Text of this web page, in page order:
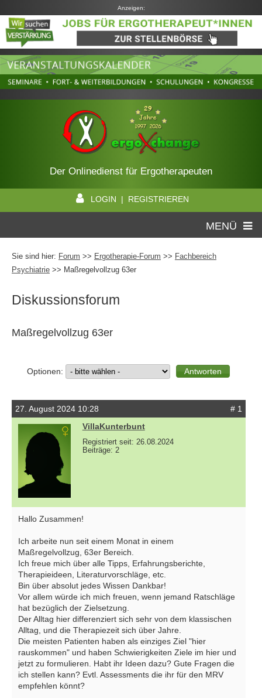
Anzeigen:
Der Onlinedienst für Ergotherapeuten
LOGIN | REGISTRIEREN
MENÜ
Sie sind hier: Forum >> Ergotherapie-Forum >> Fachbereich
Psychiatrie >> Maßregelvollzug 63er
Diskussionsforum
Maßregelvollzug 63er
Optionen:
27. August 2024 10:28
# 1
VillaKunterbunt
Registriert seit: 26.08.2024
Beiträge: 2
Hallo Zusammen!
Ich arbeite nun seit einem Monat in einem
Maßregelvollzug, 63er Bereich.
Ich freue mich über alle Tipps, Erfahrungsberichte,
Therapieideen, Literaturvorschläge, etc.
Bin über absolut jedes Wissen Dankbar!
Vor allem würde ich mich freuen, wenn jemand Ratschläge
hat bezüglich der Zielsetzung.
Der Alltag hier differenziert sich sehr von dem klassischen
Alltag, und die Therapiezeit sich über Jahre.
Die meisten Patienten haben als einziges Ziel "hier
rauskommen" und haben Schwierigkeiten Ziele im hier und
jetzt zu formulieren. Habt ihr Ideen dazu? Gute Fragen die
ich stellen kann? Evtl. Assessments die ihr für den MRV
empfehlen könnt?